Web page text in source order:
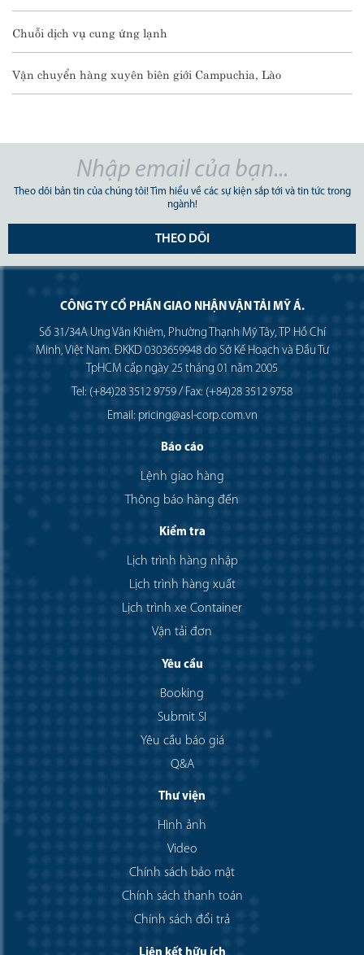
Chuỗi dịch vụ cung ứng lạnh
Vận chuyển hàng xuyên biên giới Campuchia, Lào
Theo dõi bản tin của chúng tôi! Tìm hiểu về các sự kiện sắp tới và tin tức trong
ngành!
THEO DÕI
CÔNG TY CỔ PHẦN GIAO NHẬN VẬN TẢI MỸ Á.
Số 31/34A Ung Văn Khiêm, Phường Thạnh Mỹ Tây, TP Hồ Chí
Minh, Việt Nam. ĐKKD 0303659948 do Sở Kế Hoạch và Đầu Tư
TpHCM cấp ngày 25 tháng 01 năm 2005
Tel: (+84)28 3512 9759 / Fax: (+84)28 3512 9758
Email: pricing@asl-corp.com.vn
Báo cáo
Lệnh giao hàng
Thông báo hàng đến
Kiểm tra
Lịch trình hàng nhập
Lịch trình hàng xuất
Lịch trình xe Container
Vận tải đơn
Yêu cầu
Booking
Submit SI
Yêu cầu báo giá
Q&A
Thư viện
Hình ảnh
Video
Chính sách bảo mật
Chính sách thanh toán
Chính sách đổi trả